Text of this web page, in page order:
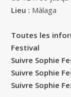
Lieu : Màlaga
Toutes les
Festival
Suivre Sophie
Suivre Sophie
Suivre Sophie